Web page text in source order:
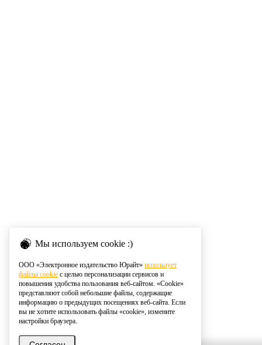
Мы используем cookie :)
ООО «Электронное издательство Юрайт» использует
файлы cookie с целью персонализации сервисов и
повышения удобства пользования веб-сайтом. «Cookie»
представляют собой небольшие файлы, содержащие
информацию о предыдущих посещениях веб-сайта. Если
вы не хотите использовать файлы «cookie», измените
настройки браузера.